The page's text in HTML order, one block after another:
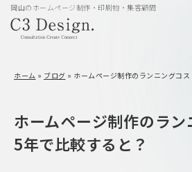
岡山のホームページ制作・印刷物・集客顧問
ホーム » ブログ » ホームページ制作のランニングコ
ホームページ制作のラ
5年で比較すると？